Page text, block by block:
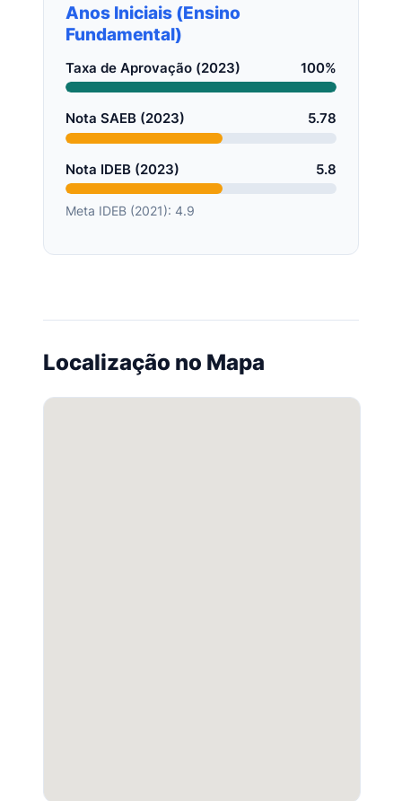
Anos Iniciais (Ensino
Fundamental)
Taxa de Aprovação (2023) 100%
Nota SAEB (2023) 5.78
Nota IDEB (2023) 5.8
Meta IDEB (2021): 4.9
Localização no Mapa